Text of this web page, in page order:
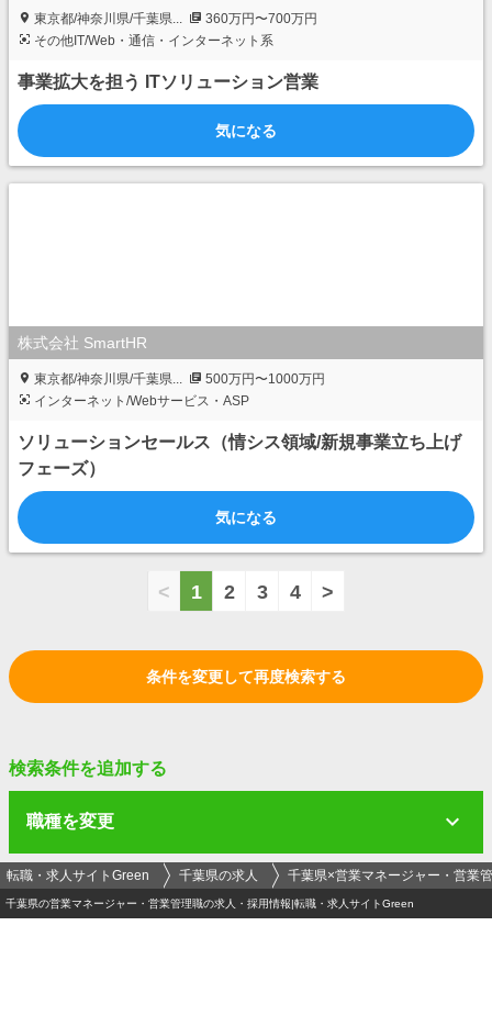
東京都/神奈川県/千葉県...
360万円〜700万円
その他IT/Web・通信・インターネット系
事業拡大を担う ITソリューション営業
気になる
株式会社 SmartHR
東京都/神奈川県/千葉県...
500万円〜1000万円
インターネット/Webサービス・ASP
ソリューションセールス（情シス領域/新規事業立ち上げ
フェーズ）
気になる
< 1 2 3 4 >
条件を変更して再度検索する
検索条件を追加する
職種を変更
転職・求人サイトGreen 千葉県の求人 千葉県×営業マネージャー・営業
千葉県の営業マネージャー・営業管理職の求人・採用情報|転職・求人サイトGreen